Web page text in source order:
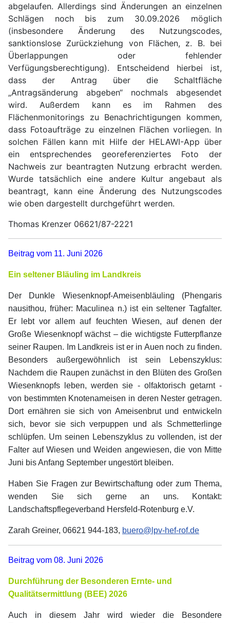
abgelaufen. Allerdings sind Änderungen an einzelnen
Schlägen noch bis zum 30.09.2026 möglich
(insbesondere Änderung des Nutzungscodes,
sanktionslose Zurückziehung von Flächen, z. B. bei
Überlappungen oder fehlender
Verfügungsberechtigung). Entscheidend hierbei ist,
dass der Antrag über die Schaltfläche
„Antragsänderung abgeben“ nochmals abgesendet
wird. Außerdem kann es im Rahmen des
Flächenmonitorings zu Benachrichtigungen kommen,
dass Fotoaufträge zu einzelnen Flächen vorliegen. In
solchen Fällen kann mit Hilfe der HELAWI-App über
ein entsprechendes georeferenziertes Foto der
Nachweis zur beantragten Nutzung erbracht werden.
Wurde tatsächlich eine andere Kultur angebaut als
beantragt, kann eine Änderung des Nutzungscodes
wie oben dargestellt durchgeführt werden.
Thomas Krenzer 06621/87-2221
Beitrag vom 11. Juni 2026
Ein seltener Bläuling im Landkreis
Der Dunkle Wiesenknopf-Ameisenbläuling (Phengaris
nausithou, früher: Maculinea n.) ist ein seltener Tagfalter.
Er lebt vor allem auf feuchten Wiesen, auf denen der
Große Wiesenknopf wächst – die wichtigste Futterpflanze
seiner Raupen. Im Landkreis ist er in Auen noch zu finden.
Besonders außergewöhnlich ist sein Lebenszyklus:
Nachdem die Raupen zunächst in den Blüten des Großen
Wiesenknopfs leben, werden sie - olfaktorisch getarnt -
von bestimmten Knotenameisen in deren Nester getragen.
Dort ernähren sie sich von Ameisenbrut und entwickeln
sich, bevor sie sich verpuppen und als Schmetterlinge
schlüpfen. Um seinen Lebenszyklus zu vollenden, ist der
Falter auf Wiesen und Weiden angewiesen, die von Mitte
Juni bis Anfang September ungestört bleiben.
Haben Sie Fragen zur Bewirtschaftung oder zum Thema,
wenden Sie sich gerne an uns. Kontakt:
Landschaftspflegeverband Hersfeld-Rotenburg e.V.
Zarah Greiner, 06621 944-183, buero@lpv-hef-rof.de
Beitrag vom 08. Juni 2026
Durchführung der Besonderen Ernte- und
Qualitätsermittlung (BEE) 2026
Auch in diesem Jahr wird wieder die Besondere